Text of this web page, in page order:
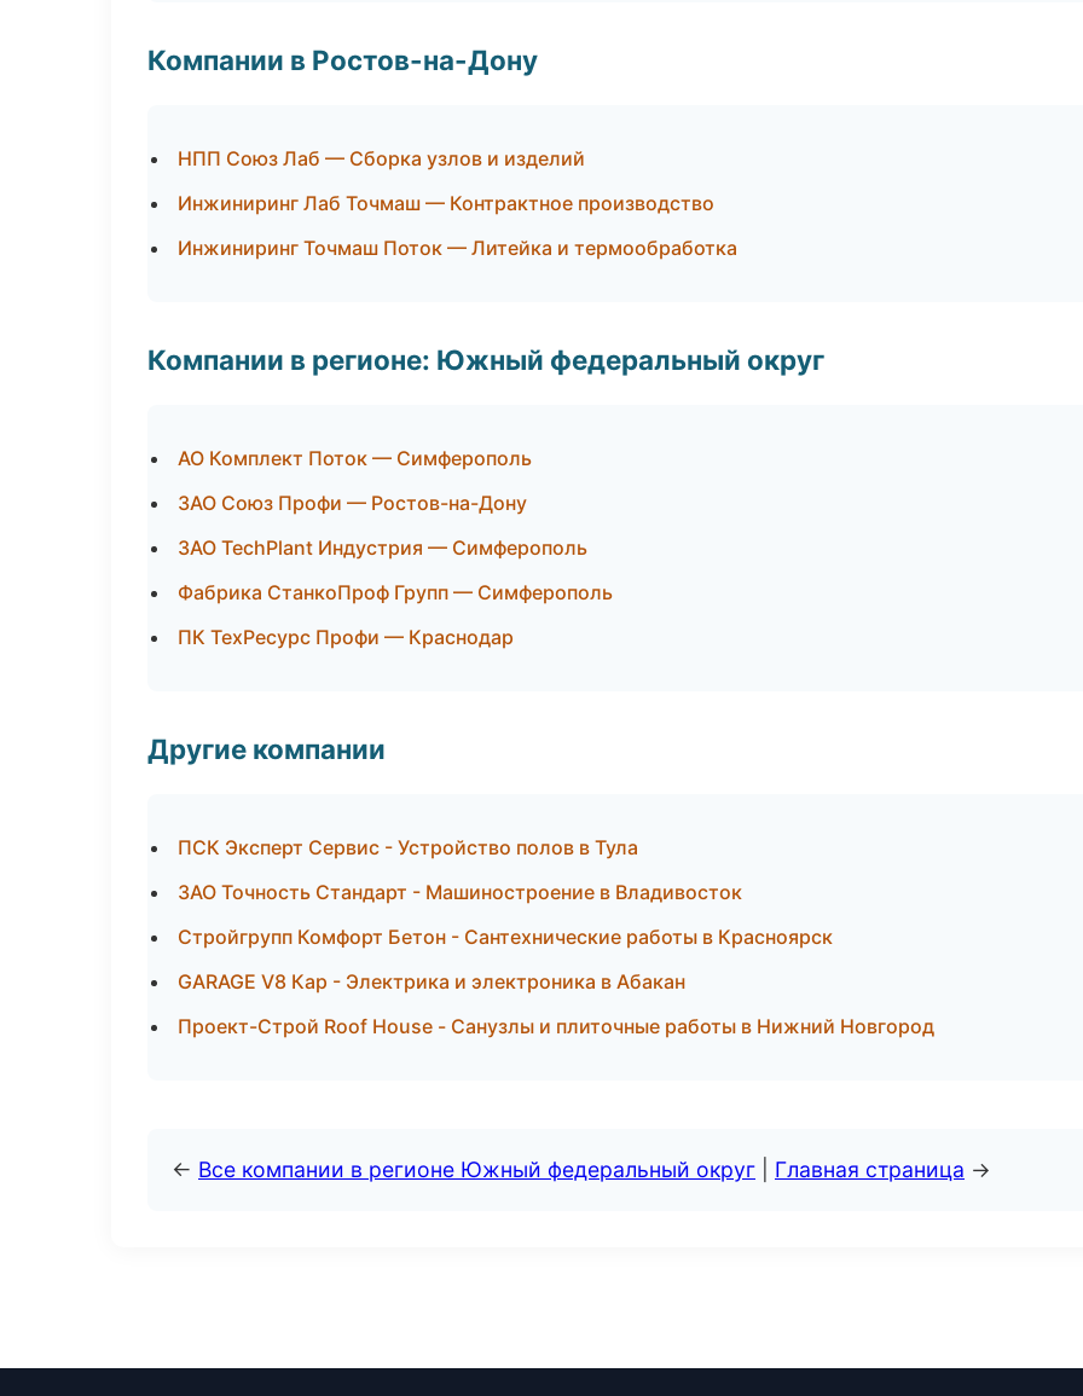
Компании в Ростов-на-Дону
НПП Союз Лаб — Сборка узлов и изделий
Инжиниринг Лаб Точмаш — Контрактное производство
Инжиниринг Точмаш Поток — Литейка и термообработка
Компании в регионе: Южный федеральный округ
АО Комплект Поток — Симферополь
ЗАО Союз Профи — Ростов-на-Дону
ЗАО TechPlant Индустрия — Симферополь
Фабрика СтанкоПроф Групп — Симферополь
ПК ТехРесурс Профи — Краснодар
Другие компании
ПСК Эксперт Сервис - Устройство полов в Тула
ЗАО Точность Стандарт - Машиностроение в Владивосток
Стройгрупп Комфорт Бетон - Сантехнические работы в Красноярск
GARAGE V8 Кар - Электрика и электроника в Абакан
Проект-Строй Roof House - Санузлы и плиточные работы в Нижний Новгород
← Все компании в регионе Южный федеральный округ Главная страница →